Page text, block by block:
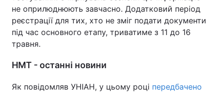
не оприлюднюють завчасно. Додатковий період
реєстрації для тих, хто не зміг подати документи
під час основного етапу, триватиме з 11 до 16
травня.
НМТ - останні новини
Як повідомляв УНІАН, у цьому році передбачено